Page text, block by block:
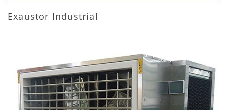
Exaustor Industrial